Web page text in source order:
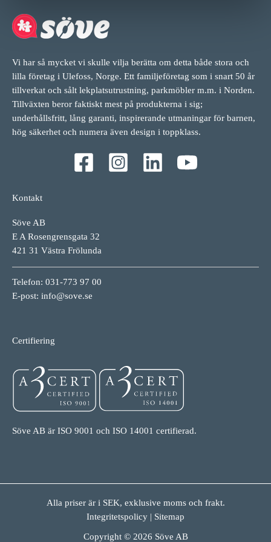
Vi har så mycket vi skulle vilja berätta om detta både stora och
lilla företag i Ulefoss, Norge. Ett familjeföretag som i snart 50 år
tillverkat och sålt lekplatsutrustning, parkmöbler m.m. i Norden.
Tillväxten beror faktiskt mest på produkterna i sig;
underhållsfritt, lång garanti, inspirerande utmaningar för barnen,
hög säkerhet och numera även design i toppklass.
Kontakt
Söve AB
E A Rosengrensgata 32
421 31 Västra Frölunda
Telefon: 031-773 97 00
E-post: info@sove.se
Certifiering
Söve AB är ISO 9001 och ISO 14001 certifierad.
Alla priser är i SEK, exklusive moms och frakt.
Integritetspolicy | Sitemap
Copyright © 2026 Söve AB